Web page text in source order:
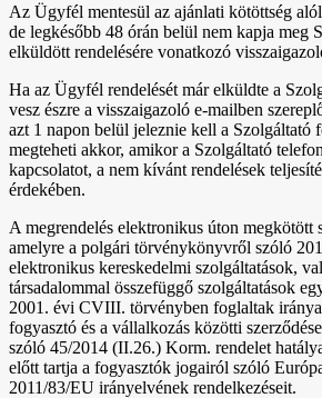
Az Ügyfél mentesül az ajánlati kötöttség
de legkésőbb 48 órán belül nem kapja meg
elküldött rendelésére vonatkozó
Ha az Ügyfél rendelését már elküldte a
vesz észre a visszaigazoló e-mailben
azt 1 napon belül jeleznie kell a Szolgáltató
megteheti akkor, amikor a Szolgáltató
kapcsolatot, a nem kívánt rendelések
érdekében.
A megrendelés elektronikus úton megkötött
amelyre a polgári törvénykönyvről szóló
elektronikus kereskedelmi szolgáltatások,
társadalommal összefüggő szolgáltatások
2001. évi CVIII. törvényben foglaltak
fogyasztó és a vállalkozás közötti
szóló 45/2014 (II.26.) Korm. rendelet
előtt tartja a fogyasztók jogairól szóló
2011/83/EU irányelvének rendelkezéseit.